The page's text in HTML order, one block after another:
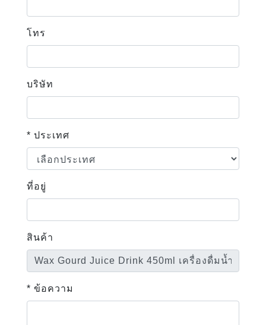
โทร
บริษัท
* ประเทศ
ที่อยู่
สินค้า
* ข้อความ